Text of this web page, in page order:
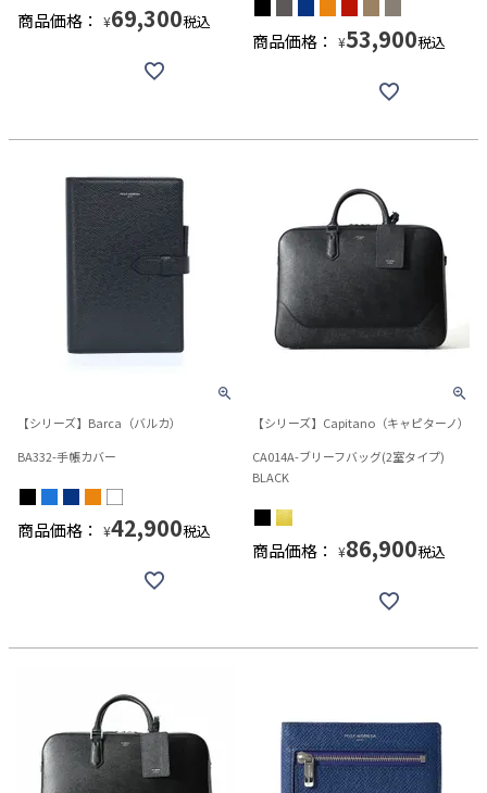
商品価格： ¥69,300税込
商品価格： ¥53,900税込
【シリーズ】Barca（バルカ）
BA332-手帳カバー
商品価格： ¥42,900税込
【シリーズ】Capitano（キャピターノ）
CA014A-ブリーフバッグ(2室タイプ)
BLACK
商品価格： ¥86,900税込